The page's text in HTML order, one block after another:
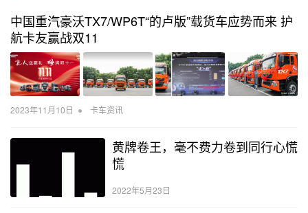
中国重汽豪沃TX7/WP6T“的卢版”载货车应势而来 护
航卡友赢战双11
2023年11月10日 • 卡车资讯
黄牌卷王，毫不费力卷到同行心慌
慌
2022年5月23日